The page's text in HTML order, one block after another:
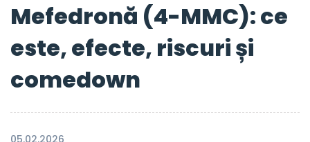
Mefedronă (4-MMC): ce
este, efecte, riscuri și
comedown